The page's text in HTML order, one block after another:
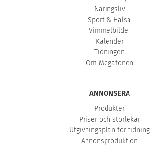
Näringsliv
Sport & Hälsa
Vimmelbilder
Kalender
Tidningen
Om Megafonen
ANNONSERA
Produkter
Priser och storlekar
Utgivningsplan för tidning
Annonsproduktion